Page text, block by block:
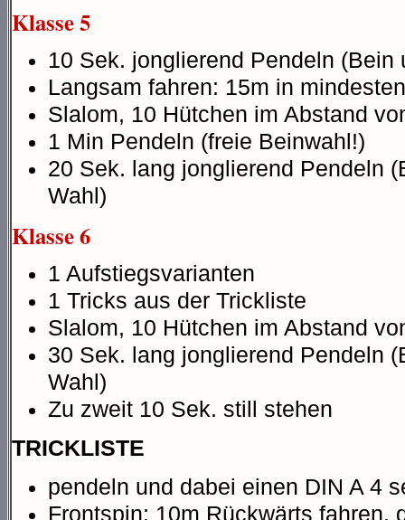
Klasse 5
10 Sek. jonglierend Pendeln
Langsam fahren: 15m in
Slalom, 10 Hütchen im Abstand
1 Min Pendeln (freie Beinwahl!)
20 Sek. lang jonglierend Pendeln
Wahl)
Klasse 6
1 Aufstiegsvarianten
1 Tricks aus der Trickliste
Slalom, 10 Hütchen im Abstand
30 Sek. lang jonglierend Pendeln
Wahl)
Zu zweit 10 Sek. still stehen
TRICKLISTE
pendeln und dabei einen DIN A 4
Frontspin: 10m Rückwärts fahren,